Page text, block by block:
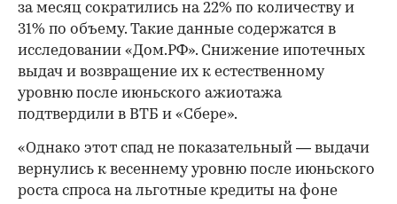
за месяц сократились на 22% по количеству и
31% по объему. Такие данные содержатся в
исследовании «Дом.РФ». Снижение ипотечных
выдач и возвращение их к естественному
уровню после июньского ажиотажа
подтвердили в ВТБ и «Сбере».
«Однако этот спад не показательный — выдачи
вернулись к весеннему уровню после июньского
роста спроса на льготные кредиты на фоне